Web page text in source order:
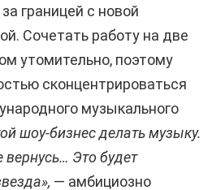
границей с новой
Сочетать работу на две
утомительно, поэтому
сконцентрироваться
музыкального
шоу-бизнес делать музыку.
Это будет
— амбициозно